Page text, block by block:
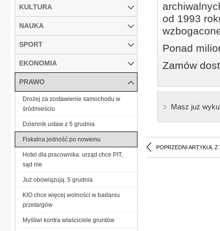
od 1993
Ponad
Zamów
Masz już
POPRZEDNI ARTYKUŁ Z
KULTURA
NAUKA
SPORT
EKONOMIA
PRAWO
Drożej za zostawienie samochodu w
śródmieściu
Dziennik ustaw z 5 grudnia
Fiskalna jedność po nowemu
Hotel dla pracownika: urząd chce PIT,
sąd nie
Już obowiązują: 5 grudnia
KIO chce więcej wolności w badaniu
przetargów
Myśliwi kontra właściciele gruntów